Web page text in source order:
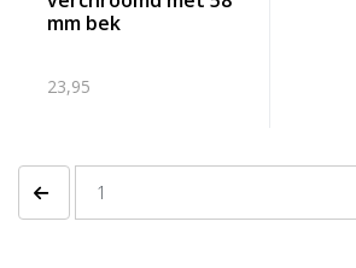
mm bek
23,95
Vorige pagina